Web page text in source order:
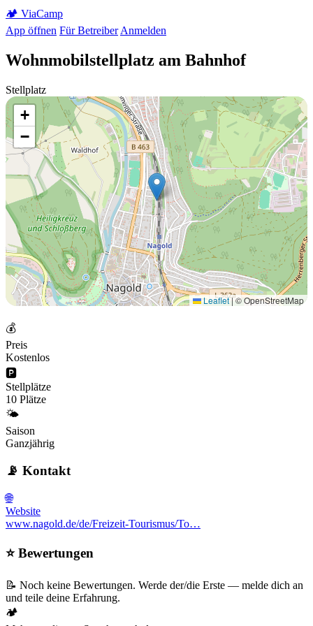
🏕️ ViaCamp
App öffnen Für Betreiber Anmelden
Wohnmobilstellplatz am Bahnhof
Stellplatz
+
−
Leaflet|© OpenStreetMap
💰
Preis
Kostenlos
🅿️
Stellplätze
10 Plätze
🌤️
Saison
Ganzjährig
📡 Kontakt
🌐
Website
www.nagold.de/de/Freizeit-Tourismus/To…
⭐ Bewertungen
📝 Noch keine Bewertungen. Werde der/die Erste — melde dich an
und teile deine Erfahrung.
🏕️